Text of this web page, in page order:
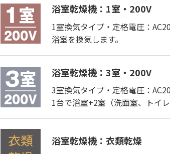
浴室乾燥機：1室・200V
1室換気タイプ・定格電圧：
浴室を換気します。
浴室乾燥機：3室・200V
3室換気タイプ・定格電圧：
1台で浴室+2室（洗面室、トイ
浴室乾燥機：衣類乾燥